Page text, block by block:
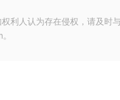
利人认为存在侵权，请及时